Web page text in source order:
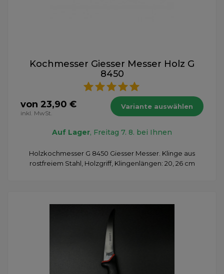
Kochmesser Giesser Messer Holz G
8450
von 23,90 €
inkl. MwSt.
Variante auswählen
Auf Lager, Freitag 7. 8. bei Ihnen
Holzkochmesser G 8450 Giesser Messer. Klinge aus
rostfreiem Stahl, Holzgriff, Klingenlängen: 20, 26 cm